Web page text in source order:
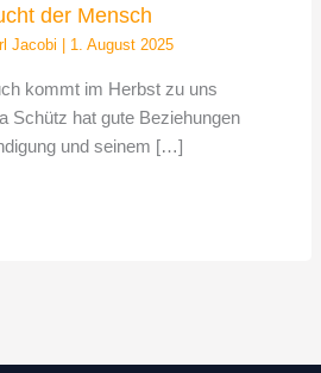
der Mensch
Jacobi 1. August 2025
kommt im Herbst zu uns
Schütz hat gute Beziehungen
und seinem […]